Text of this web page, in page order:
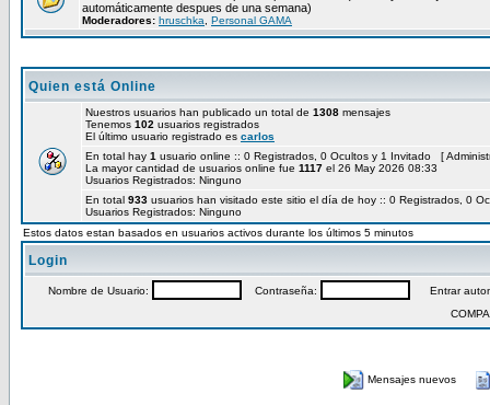
automáticamente despues de una semana)
Moderadores: hruschka Personal GAMA
Quien está Online
Nuestros usuarios han publicado un total de 1308 mensajes
Tenemos 102 usuarios registrados
El último usuario registrado es carlos
En total hay 1 usuario online :: 0 Registrados, 0 Ocultos y 1 Invitado [
La mayor cantidad de usuarios online fue 1117 el 26 May 2026 08:33
Usuarios Registrados: Ninguno
En total 933 usuarios han visitado este sitio el día de hoy :: 0 Registrados, 0
Usuarios Registrados: Ninguno
Estos datos estan basados en usuarios activos durante los últimos 5 minutos
Login
Nombre de Usuario: Contraseña:
Entrar
Mensajes nuevos